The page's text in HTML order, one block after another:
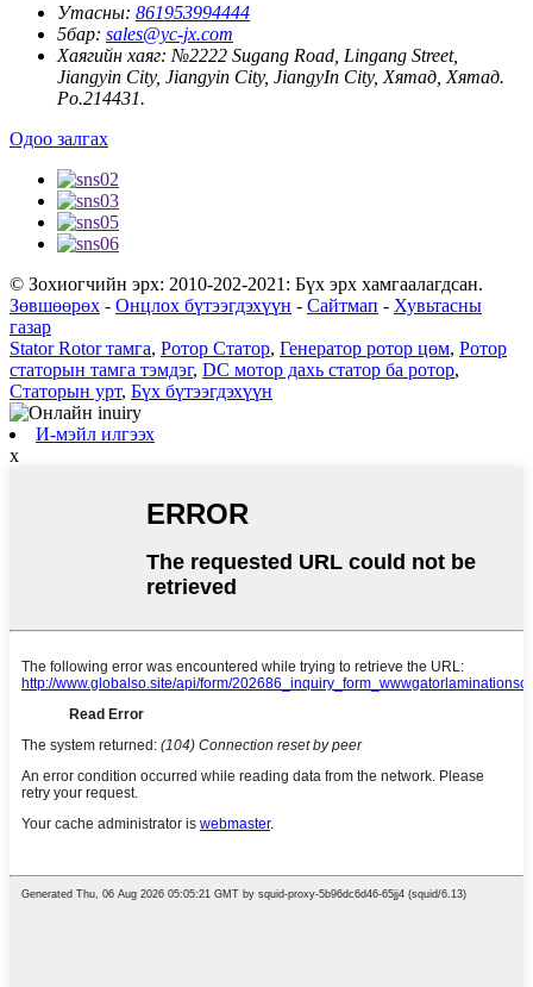
Утасны: 861953994444
5бар: sales@yc-jx.com
Хаягийн хаяг: №2222 Sugang Road, Lingang Street,
Jiangyin City, Jiangyin City, JiangyIn City, Хятад, Хятад.
Po.214431.
Одоо залгах
© Зохиогчийн эрх: 2010-202-2021: Бүх эрх хамгаалагдсан.
Зөвшөөрөх - Онцлох бүтээгдэхүүн - Сайтмап - Хувьтасны
газар
Stator Rotor тамга, Ротор Статор, Генератор ротор цөм, Ротор
статорын тамга тэмдэг, DC мотор дахь статор ба ротор,
Статорын урт, Бүх бүтээгдэхүүн
И-мэйл илгээх
x